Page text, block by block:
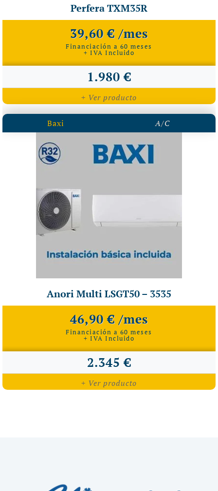
Perfera TXM35R
39,60 € /mes
Financiación a 60 meses
+ IVA Incluido
1.980 €
+ Ver producto
Baxi A/C
Anori Multi LSGT50 – 3535
46,90 € /mes
Financiación a 60 meses
+ IVA Incluido
2.345 €
+ Ver producto